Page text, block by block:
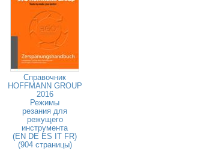
Справочник
HOFFMANN GROUP
2016
Режимы
резания для
режущего
инструмента
(EN DE ES IT FR)
(904 страницы)